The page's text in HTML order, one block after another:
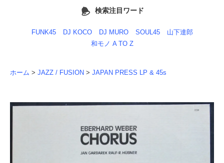
検索注目ワード
FUNK45 DJ KOCO DJ MURO SOUL45
山下達郎
和モノ A TO Z
ホーム > JAZZ / FUSION > JAPAN PRESS LP & 45s